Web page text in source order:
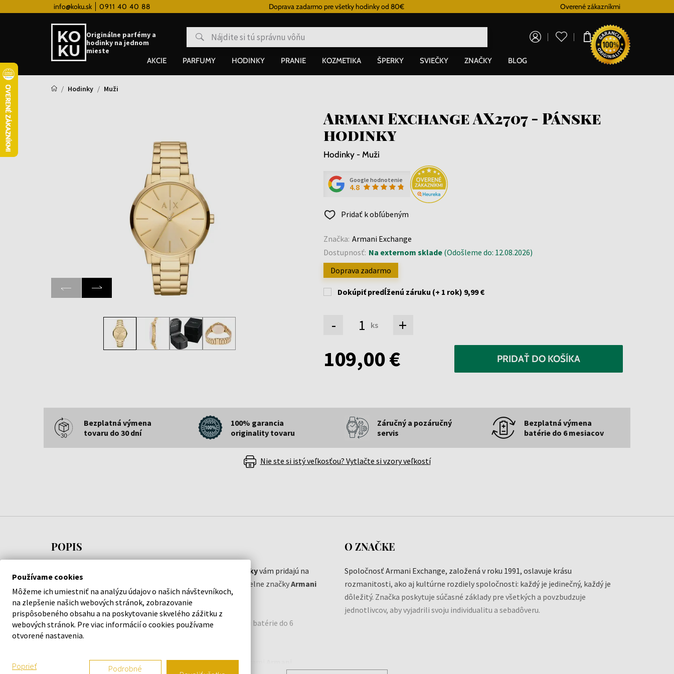
info@koku.sk 0911 40 40 88Vernostný systém Doprava zadarmo pre všetky hodinky od 80€ Overené zákazníkmi
Originálne parfémy a
hodinky na jednom
mieste
0,00 €
AKCIE PARFUMY HODINKY PRANIE KOZMETIKA ŠPERKY SVIEČKY ZNAČKY BLOG
Hodinky Muži
Armani Exchange AX2707 - Pánske
hodinky
Hodinky - Muži
Google hodnotenie
4.8
Pridať k obľúbeným
Značka: Armani Exchange
Dostupnosť: Na externom sklade(Odošleme do: 12.08.2026)
Doprava zadarmo
Dokúpiť predĺženú záruku (+ 1 rok) 9,99 €
- ks +
109,00 € PRIDAŤ DO KOŠÍKA
Bezplatná výmena
tovaru do 30 dní
100% garancia
originality tovaru
Záručný a pozáručný
servis
Bezplatná výmena
batérie do 6 mesiacov
Nie ste si istý veľkosťou? Vytlačte si vzory veľkostí
POPIS
Armani Exchange AX2707 - Pánske hodinkyvám pridajú na
elegancii a podporia váš štýl. S kvalitným spracovaním z dielne značkyArmani
Exchangesa nemusíte obávať, že stúpite vedľa.
Garantujeme 100 % originalitu tovaru a bezplatnú výmenu batérie do 6
mesiacov. Za produktmi v našej ponuke si stojíme.
Tak neváhajte a vyšperkujte váš štýl s náramkovými hodinkami
O ZNAČKE
Spoločnosť Armani Exchange, založená v roku 1991, oslavuje krásu
rozmanitosti, ako aj kultúrne rozdiely spoločnosti: každý je jedinečný, každý je
dôležitý. Značka poskytuje súčasné základy pre všetkých a povzbudzuje
jednotlivcov, aby vyjadrili svoju individualitu a sebadôveru.
Používame cookies
Môžeme ich umiestniť na analýzu údajov o našich návštevníkoch,
na zlepšenie našich webových stránok, zobrazovanie
prispôsobeného obsahu a na poskytovanie skvelého zážitku z
webových stránok. Pre viac informácií o cookies používame
otvorené nastavenia.
Poprieť
Podrobné